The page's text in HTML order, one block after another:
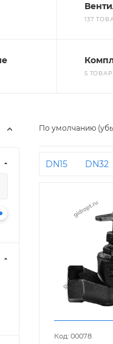
137
5
По умолчанию
DN15 DN32
Код: 00078